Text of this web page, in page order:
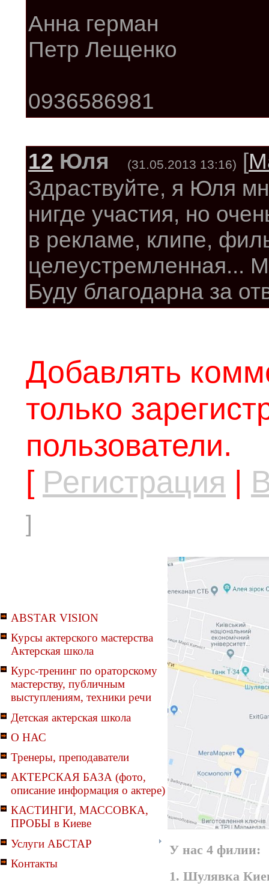
Анна герман
Петр Лещенко
0936586981
12 Юля (31.05.2013 13:16) [
Здраствуйте, я Юля
нигде участия, но
в рекламе, клипе,
целеустремленная...
Буду благодарна за
Добавлять
только
пользователи.
[ Регистрация |
]
ABSTAR VISION
Курсы актерского мастерства
Актерская школа
Курс-тренинг по ораторскому
мастерству, публичным
выступлениям, техники речи
Детская актерская школа
О НАС
Тренеры, преподаватели
АКТЕРСКАЯ БАЗА (фото,
описание информация о актере)
КАСТИНГИ, МАССОВКА,
ПРОБЫ в Киеве
Услуги АБСТАР
Контакты
У нас 4 филии:
1. Шулявка